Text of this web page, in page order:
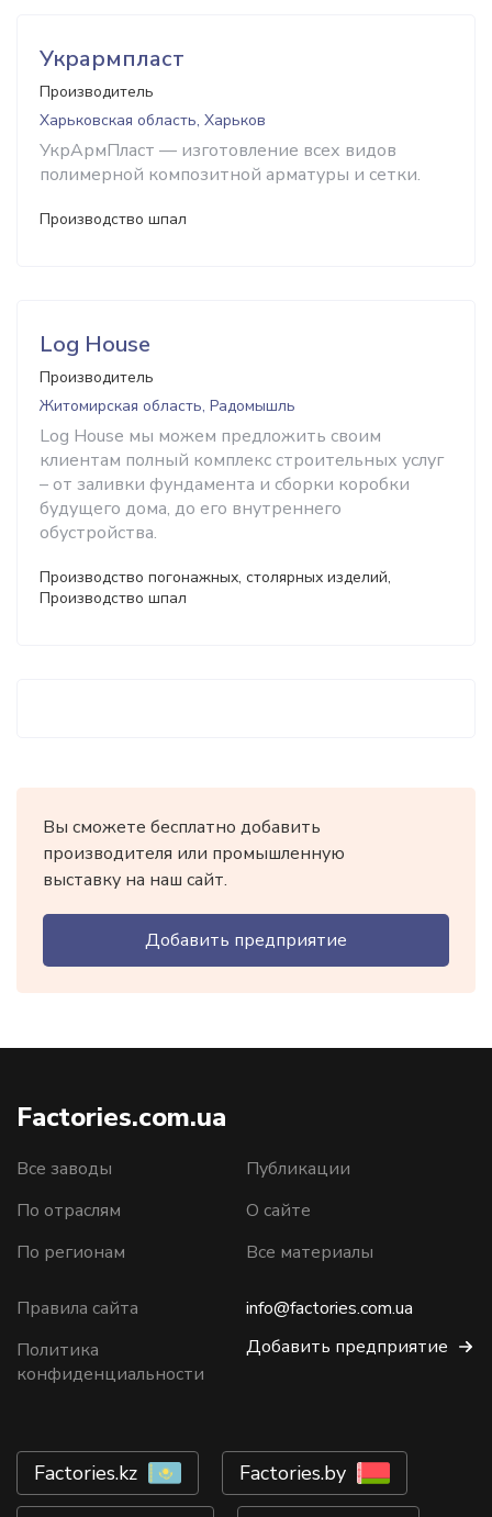
Укрармпласт
Производитель
Харьковская область, Харьков
УкрАрмПласт — изготовление всех видов
полимерной композитной арматуры и сетки.
Производство шпал
Log House
Производитель
Житомирская область, Радомышль
Log House мы можем предложить своим
клиентам полный комплекс строительных услуг
– от заливки фундамента и сборки коробки
будущего дома, до его внутреннего
обустройства.
Производство погонажных, столярных изделий,
Производство шпал
Вы сможете бесплатно добавить
производителя или промышленную
выставку на наш сайт.
Добавить предприятие
Factories.com.ua
Все заводы
По отраслям
По регионам
Публикации
О сайте
Все материалы
Правила сайта
Политика
конфиденциальности
info@factories.com.ua
Добавить предприятие
Factories.kz Factories.by